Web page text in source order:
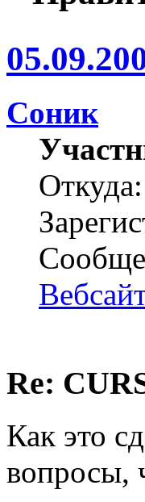
Соник
Re:
Как это
вопросы,